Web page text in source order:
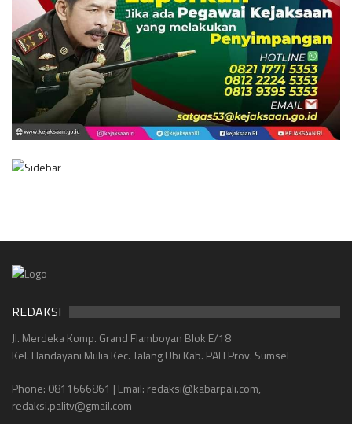
REDAKSI
Jl. Merdeka Komp. Grand Flamboyan Blok E/18
Kel. Handayani Mulia Kec. Talang Ubi Kab. PALI Prov. Sumsel
Phone: 0811666861 | Email: redaksi@kabarpali.com,
redaksi.palitv@gmail.com